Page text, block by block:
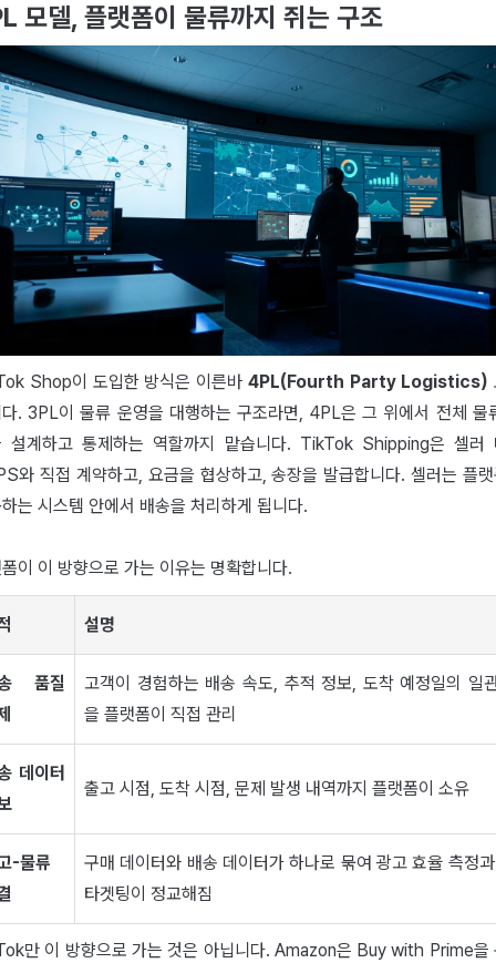
모델, 플랫폼이 물류까지 쥐는 구조
Shop이 도입한 방식은 이른바 4PL(Fourth Party Logistics)
. 3PL이 물류 운영을 대행하는 구조라면, 4PL은 그 위에서 전체 물
설계하고 통제하는 역할까지 맡습니다. TikTok Shipping은 셀러
와 직접 계약하고, 요금을 협상하고, 송장을 발급합니다. 셀러는 플
는 시스템 안에서 배송을 처리하게 됩니다.
이 이 방향으로 가는 이유는 명확합니다.
설명
품질
고객이 경험하는 배송 속도, 추적 정보, 도착 예정일의 일
을 플랫폼이 직접 관리
데이터
출고 시점, 도착 시점, 문제 발생 내역까지 플랫폼이 소유
-물류
구매 데이터와 배송 데이터가 하나로 묶여 광고 효율 측정
타겟팅이 정교해짐
만 이 방향으로 가는 것은 아닙니다. Amazon은 Buy with Prime을